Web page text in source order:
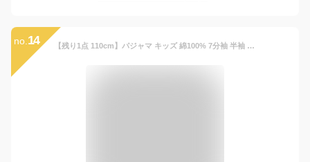
no. 14 【残り1点 110cm】パジャマ キッズ 綿100% 7分袖 半袖 寝巻き クローバー 上下セット ルームウェア男の子 女の子 かわいい おしゃれ スウェット 半ズボン 100cm 110cm 120cm 130cm 140cm コットン 下着 子供用 韓国 子供服 (1.5)